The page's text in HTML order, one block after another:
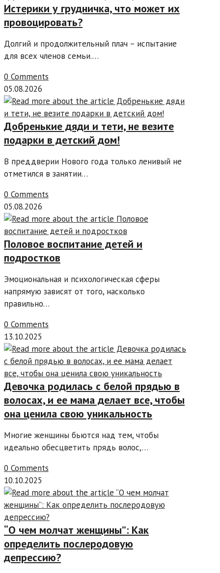
Истерики у грудничка, что может их
провоцировать?
Долгий и продолжительный плач – испытание
для всех членов семьи.…
0 Comments
05.08.2026
Добренькие дяди и тети, не везите
подарки в детский дом!
В преддверии Нового года только ленивый не
отметился в занятии…
0 Comments
05.08.2026
Половое воспитание детей и
подростков
Эмоциональная и психологическая сферы
напрямую зависят от того, насколько
правильно…
0 Comments
13.10.2025
Девочка родилась с белой прядью в
волосах, и ее мама делает все, чтобы
она ценила свою уникальность
Многие женщины бьются над тем, чтобы
идеально обесцветить прядь волос,…
0 Comments
10.10.2025
“О чем молчат женщины”: Как
определить послеродовую
депрессию?